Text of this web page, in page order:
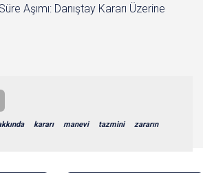
Aşımı: Danıştay Kararı Üzerine
kararı manevi tazmini zararın